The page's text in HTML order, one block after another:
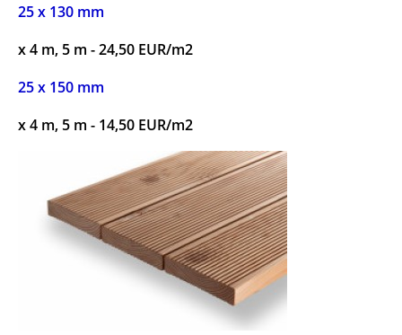
25 x 130 mm
x 4 m, 5 m - 24,50 EUR/m2
25 x 150 mm
x 4 m, 5 m - 14,50 EUR/m2